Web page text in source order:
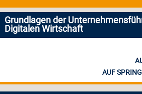
Grundlagen der
Digitalen Wirtschaft
AUF